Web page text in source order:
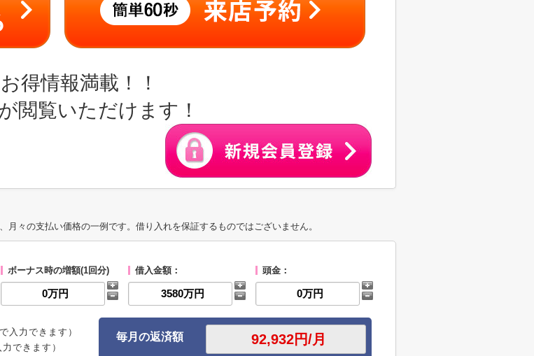
得情報満載！！
閲覧いただけます！
月々の支払い価格の一例です。借り入れを保証するものではございません。
ボーナス時の増額(1回分) 借入金額： 頭金：
入力できます）
できます）
毎月の返済額